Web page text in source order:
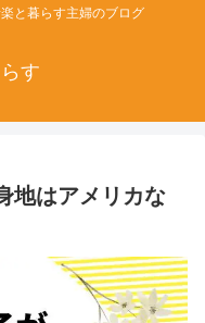
と暮らす主婦のブログ
す
地はアメリカな